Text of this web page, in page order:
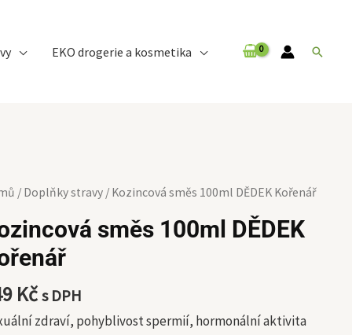
EKO drogerie a kosmetika Hledat
/ Doplňky stravy/ Kozincová směs 100ml DĚDEK Kořenář
směs 100ml DĚDEK
Kčs DPH
zdraví, pohyblivost spermií, hormonální aktivita